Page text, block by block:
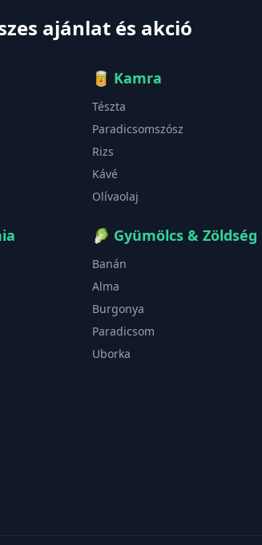
ajánlat és akció
🥫 Kamra
Tészta
Paradicsomszósz
Rizs
Kávé
Olívaolaj
🥬 Gyümölcs & Zöldség
Banán
Alma
Burgonya
Paradicsom
Uborka